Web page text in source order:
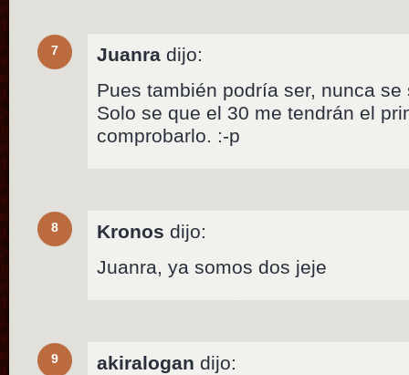
7 Juanra dijo:
Pues también podría ser, nunca se
Solo se que el 30 me tendrán el
comprobarlo. :-p
8 Kronos dijo:
Juanra, ya somos dos jeje
9 akiralogan dijo: